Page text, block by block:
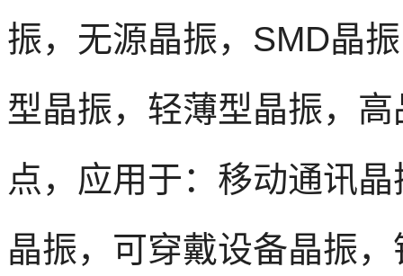
振，无源晶振，SMD晶
型晶振，轻薄型晶振，
点，应用于：移动通讯
晶振，可穿戴设备晶振